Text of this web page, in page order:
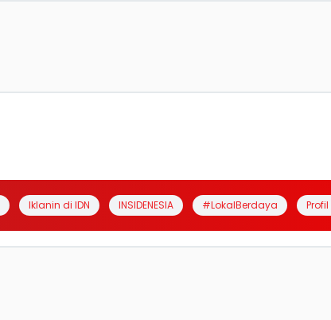
Iklanin di IDN INSIDENESIA #LokalBerdaya